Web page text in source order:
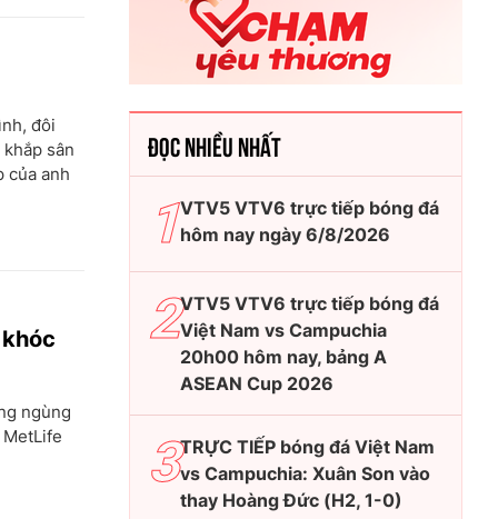
đôi
sân
của anh
ngùng
ĐỌC NHIỀU NHẤT
VTV5 VTV6 trực tiếp bóng đá
hôm nay ngày 6/8/2026
VTV5 VTV6 trực tiếp bóng đá
Việt Nam vs Campuchia
20h00 hôm nay, bảng A
ASEAN Cup 2026
TRỰC TIẾP bóng đá Việt Nam
vs Campuchia: Xuân Son vào
thay Hoàng Đức (H2, 1-0)